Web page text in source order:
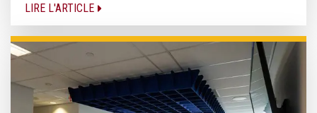
LIRE L'ARTICLE